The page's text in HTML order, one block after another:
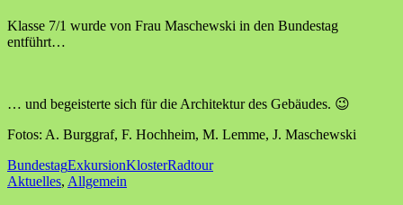
Klasse 7/1 wurde von Frau Maschewski in den Bundestag
entführt…
… und begeisterte sich für die Architektur des Gebäudes. 😉
Fotos: A. Burggraf, F. Hochheim, M. Lemme, J. Maschewski
BundestagExkursionKlosterRadtour
Aktuelles, Allgemein